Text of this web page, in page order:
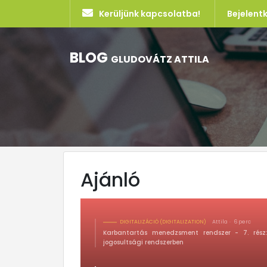
Kerüljünk kapcsolatba!
BLOG GLUDOVÁTZ ATTILA
Ajánló
DIGITALIZÁCIÓ (DIGITALIZATION) Attila 6 perc
Karbantartás menedzsment rendszer - 7.
jogosultsági rendszerben